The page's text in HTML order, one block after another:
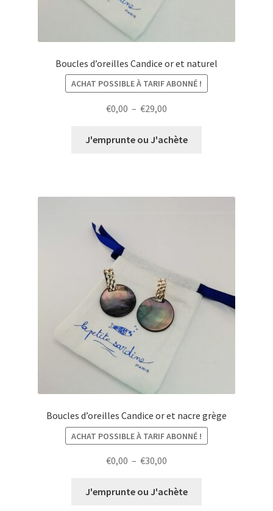
Boucles d’oreilles Candice or et naturel
ACHAT POSSIBLE À TARIF ABONNÉ !
€0,00 – €29,00
prix :
J'emprunte ou J'achète
Boucles d’oreilles Candice or et nacre grège
ACHAT POSSIBLE À TARIF ABONNÉ !
€0,00 – €30,00
prix :
J'emprunte ou J'achète